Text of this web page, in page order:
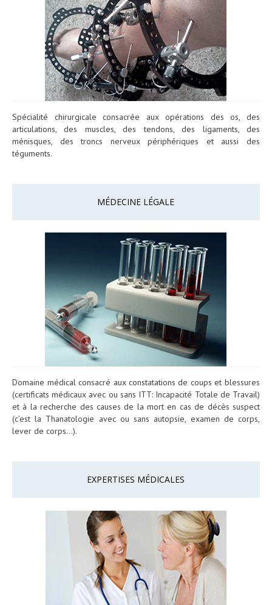
Spécialité chirurgicale consacrée aux opérations des os, des
articulations, des muscles, des tendons, des ligaments, des
ménisques, des troncs nerveux périphériques et aussi des
téguments.
MÉDECINE LÉGALE
Domaine médical consacré aux constatations de coups et blessures
(certificats médicaux avec ou sans ITT: Incapacité Totale de Travail)
et à la recherche des causes de la mort en cas de décès suspect
(c’est la Thanatologie avec ou sans autopsie, examen de corps,
lever de corps…).
EXPERTISES MÉDICALES